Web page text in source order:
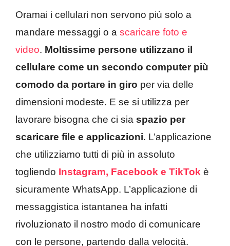
Oramai i cellulari non servono più solo a
mandare messaggi o a scaricare foto e
video. Moltissime persone utilizzano il
cellulare come un secondo computer più
comodo da portare in giro per via delle
dimensioni modeste. E se si utilizza per
lavorare bisogna che ci sia spazio per
scaricare file e applicazioni. L’applicazione
che utilizziamo tutti di più in assoluto
togliendo Instagram, Facebook e TikTok è
sicuramente WhatsApp. L’applicazione di
messaggistica istantanea ha infatti
rivoluzionato il nostro modo di comunicare
con le persone, partendo dalla velocità.